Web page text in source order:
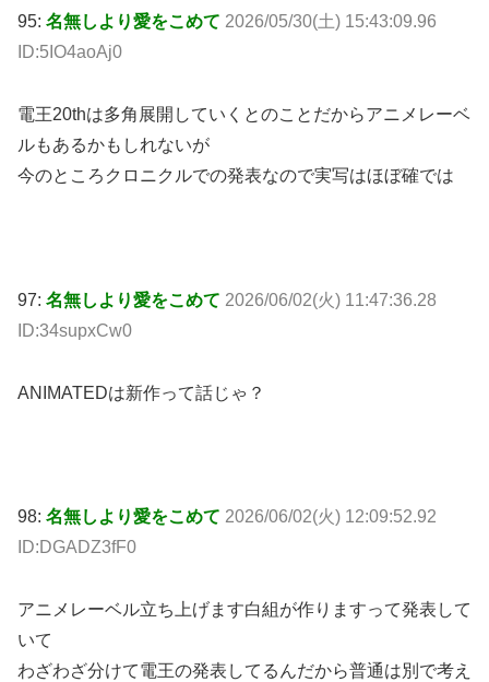
95: 名無しより愛をこめて 2026/05/30(土) 15:43:09.96
ID:5IO4aoAj0
電王20thは多角展開していくとのことだからアニメレーベ
ルもあるかもしれないが
今のところクロニクルでの発表なので実写はほぼ確では
97: 名無しより愛をこめて 2026/06/02(火) 11:47:36.28
ID:34supxCw0
ANIMATEDは新作って話じゃ？
98: 名無しより愛をこめて 2026/06/02(火) 12:09:52.92
ID:DGADZ3fF0
アニメレーベル立ち上げます白組が作りますって発表して
わざわざ分けて電王の発表してるんだから普通は別で考え